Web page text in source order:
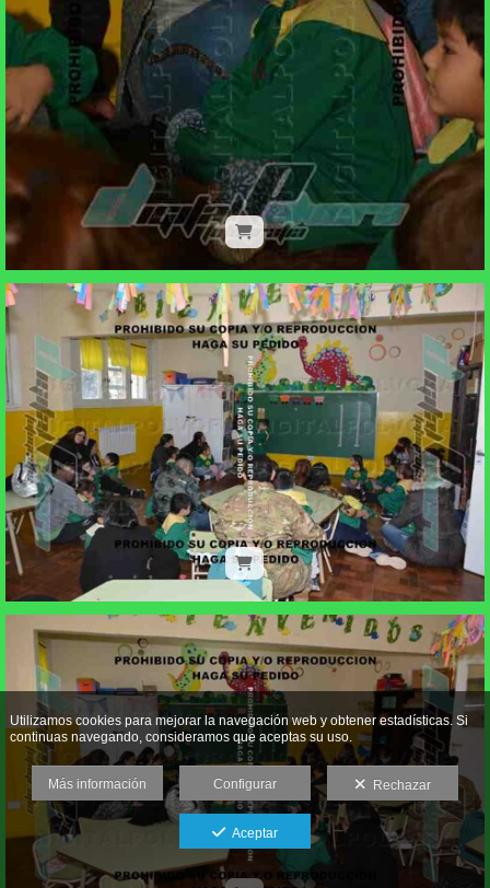
Utilizamos cookies para mejorar la navegación web y obtener estadísticas. Si
continuas navegando, consideramos que aceptas su uso.
Más información Configurar Rechazar
Aceptar